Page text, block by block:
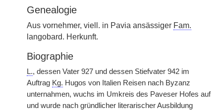
Genealogie
Aus vornehmer, viell. in Pavia ansässiger Fam.
langobard. Herkunft.
Biographie
L., dessen Vater 927 und dessen Stiefvater 942 im
Auftrag Kg. Hugos von Italien Reisen nach Byzanz
unternahmen, wuchs im Umkreis des Paveser Hofes auf
und wurde nach gründlicher literarischer Ausbildung